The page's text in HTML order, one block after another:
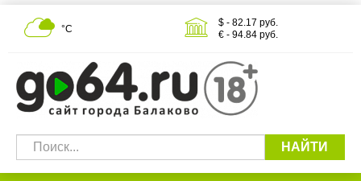
°С
$ - 82.17 руб.
€ - 94.84 руб.
НАЙТИ